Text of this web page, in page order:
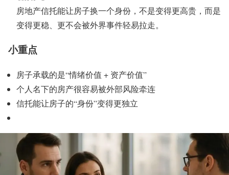
房地产信托能让房子换一个身份，不是变得更高贵，而是
变得更稳、更不会被外界事件轻易拉走。
小重点
房子承载的是“情绪价值 + 资产价值”
个人名下的房产很容易被外部风险牵连
信托能让房子的“身份”变得更独立